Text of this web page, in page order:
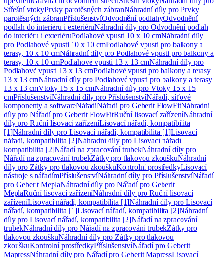
Střešní vtokyPrvky parotěsných zábranNáhradní díly pro Prvky
parotěsných zábranPříslušenstvíOdvodnění podlahyOdvodnění
podlah do interiéru i exteriéruNáhradní díly pro Odvodnění podlah
do interiéru i exteriéruPodlahové vpusti 10 x 10 cmNáhradní díly
pro Podlahové vpusti 10 x 10 cmPodlahové vpusti pro balkony a
terasy, 10 x 10 cmNáhradní díly pro Podlahové vpusti pro balkony a
terasy, 10 x 10 cmPodlahové vpusti 13 x 13 cmNáhradní díly pro
Podlahové vpusti 13 x 13 cmPodlahové vpusti pro balkony a terasy
13 x 13 cmNáhradní díly pro Podlahové vpusti pro balkony a terasy
13 x 13 cmVtoky 15 x 15 cmNáhradní díly pro Vtoky 15 x 15
cmPříslušenstvíNáhradní díly pro PříslušenstvíNářadí, síťové
komponenty a softwareNářadíNářadí pro Geberit FlowFitNáhradní
díly pro Nářadí pro Geberit FlowFitRuční lisovací zařízeníNáhradní
díly pro Ruční lisovací zařízeníLisovací nářadí, kompatibilita
[1]Náhradní díly pro Lisovací nářadí, kompatibilita [1]Lisovací
nářadí, kompatibilita [2]Náhradní díly pro Lisovací nářadí,
kompatibilita [2]Nářadí na zpracování trubekNáhradní díly pro
Nářadí na zpracování trubekZátky pro tlakovou zkouškuNáhradní
díly pro Zátky pro tlakovou zkouškuKontrolní prostředkyLisovací
nástroje s nářadímPříslušenstvíNáhradní díly pro PříslušenstvíNářadí
pro Geberit MeplaNáhradní díly pro Nářadí pro Geberit
MeplaRuční lisovací zařízeníNáhradní díly pro Ruční lisovací
zařízeníLisovací nářadí, kompatibilita [1]Náhradní díly pro Lisovací
nářadí, kompatibilita [1]Lisovací nářadí, kompatibilita [2]Náhradní
díly pro Lisovací nářadí, kompatibilita [2]Nářadí na zpracování
trubekNáhradní díly pro Nářadí na zpracování trubekZátky pro
tlakovou zkouškuNáhradní díly pro Zátky pro tlakovou
zkouškuKontrolní prostředkyPříslušenstvíNářadí pro Geberit
MapressNáhradní díly pro Nářadí pro Geberit MapressLisovací